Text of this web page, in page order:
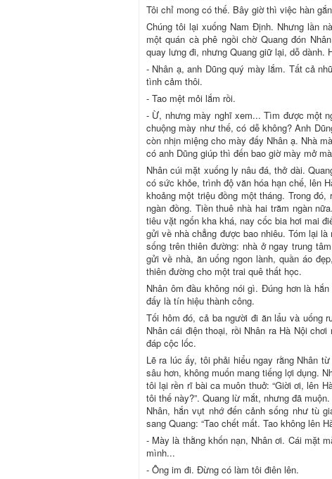
Tôi chỉ mong có thế. Bây giờ thì việc hàn
Chúng tôi lại xuống Nam Định. Nhưng lần
một quán cà phê ngồi chờ Quang đón
quay lưng đi, nhưng Quang giữ lại, dỗ dành.
- Nhân ạ, anh Dũng quý mày lắm. Tất cả
tình cảm thôi.
- Tao mệt mỏi lắm rồi.
- Ừ, nhưng mày nghĩ xem... Tìm được một
chuộng mày như thế, có dễ không? Anh
còn nhịn miệng cho mày đấy Nhân ạ. Nhà
có anh Dũng giúp thì đến bao giờ mày mở
Nhân cúi mặt xuống ly nâu đá, thở dài.
có sức khỏe, trình độ văn hóa hạn chế, lên
khoảng một triệu đồng một tháng. Trong
ngàn đồng. Tiền thuê nhà hai trăm ngàn
tiêu vặt ngốn kha khá, nay cốc bia hơi mai
gửi về nhà chẳng được bao nhiêu. Tóm lại
sống trên thiên đường: nhà ở ngay trung
gửi về nhà, ăn uống ngon lành, quần áo
thiên đường cho một trai quê thất học.
Nhân ôm đầu không nói gì. Đúng hơn là
đấy là tín hiệu thành công.
Tối hôm đó, cả ba người đi ăn lẩu và uống
Nhân cái điện thoại, rồi Nhân ra Hà Nội
đáp cộc lốc.
Lẽ ra lúc ấy, tôi phải hiểu ngay rằng Nhân
sâu hơn, không muốn mang tiếng lợi dụng.
tôi lại rền rĩ bài ca muôn thuở: “Giời ơi, lên
tôi thế này?”. Quang lừ mắt, nhưng đã
Nhân, hắn vụt nhớ đến cảnh sống như tù
sang Quang: “Tao chết mất. Tao không lên
- Mày là thằng khốn nạn, Nhân ơi. Cái mặt
mình...
- Ông im đi. Đừng có làm tôi điên lên.